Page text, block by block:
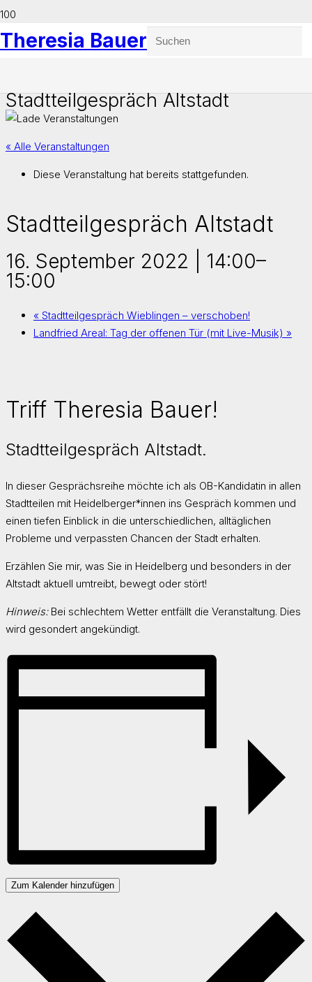
Theresia Bauer
Stadtteilgespräch Altstadt
« Alle Veranstaltungen
Diese Veranstaltung hat bereits stattgefunden.
Stadtteilgespräch Altstadt
16. September 2022 | 14:00–
15:00
« Stadtteilgespräch Wieblingen – verschoben!
Landfried Areal: Tag der offenen Tür (mit Live-Musik) »
Triff Theresia Bauer!
Stadtteilgespräch Altstadt.
In dieser Gesprächsreihe möchte ich als OB-Kandidatin in allen
Stadtteilen mit Heidelberger*innen ins Gespräch kommen und
einen tiefen Einblick in die unterschiedlichen, alltäglichen
Probleme und verpassten Chancen der Stadt erhalten.
Erzählen Sie mir, was Sie in Heidelberg und besonders in der
Altstadt aktuell umtreibt, bewegt oder stört!
Hinweis:Bei schlechtem Wetter entfällt die Veranstaltung. Dies
wird gesondert angekündigt.
Zum Kalender hinzufügen